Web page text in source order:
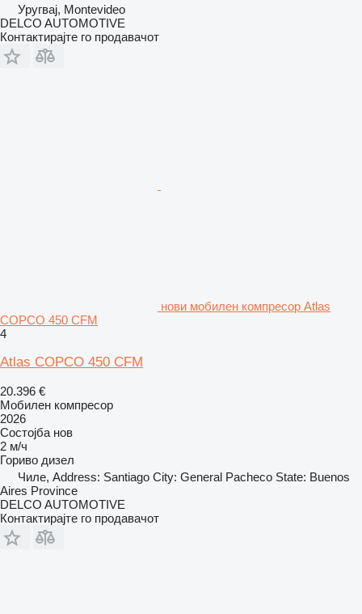
Уругвај, Montevideo
DELCO AUTOMOTIVE
Контактирајте го продавачот
нови мобилен компресор Atlas
COPCO 450 CFM
4
Atlas COPCO 450 CFM
20.396 €
Мобилен компресор
2026
Состојба нов
2 м/ч
Гориво дизел
Чиле, Address: Santiago City: General Pacheco State: Buenos
Aires Province
DELCO AUTOMOTIVE
Контактирајте го продавачот